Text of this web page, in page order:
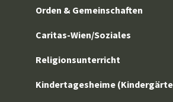
Orden & Gemeinschaften
Caritas-Wien/Soziales
Religionsunterricht
Kindertagesheime